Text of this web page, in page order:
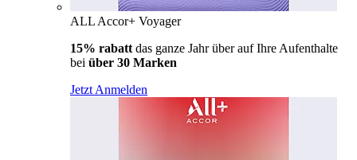
ALL Accor+ Voyager
15% rabatt das ganze Jahr über auf Ihre Aufenthalte
bei über 30 Marken
Jetzt Anmelden